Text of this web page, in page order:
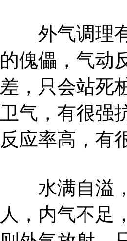
外气调理有
的傀儡，气动
差，只会站死
卫气，有很强
反应率高，有
水满自溢，
人，内气不足